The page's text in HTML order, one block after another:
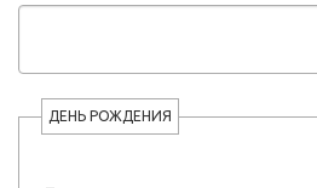
ДЕНЬ РОЖДЕНИЯ